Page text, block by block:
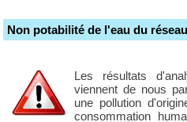
Non potabilité de l'eau du
Les résultats
viennent de nous
une pollution
consommation